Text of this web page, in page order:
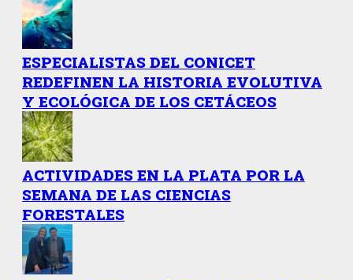
ESPECIALISTAS DEL CONICET
REDEFINEN LA HISTORIA EVOLUTIVA
Y ECOLÓGICA DE LOS CETÁCEOS
ACTIVIDADES EN LA PLATA POR LA
SEMANA DE LAS CIENCIAS
FORESTALES